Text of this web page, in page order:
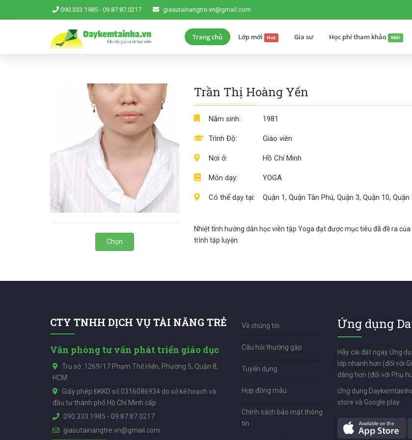
090.333.1985 - 09.87.87.0217 giasutainangtre.vn@gmail.com
Trang chủ Lớp mới Hot Gia sư Học phí tham khảo Mới
Chọn
Trần Thị Hoàng Yến
Năm sinh:
Trình Độ:
Nơi ở:
Môn dạy:
Có thể dạy tại:
1981
Giáo viên
Hồ Chí Minh
YOGA
Quận 1, Quận Tân Phú, Quận 3, Quận 10,
Nhiệt tình hướng dẫn học viên tập Yoga đạt được mục tiêu đã đề ra
trình tập luyện.
CTY TNHH DỊCH VỤ TÀI NĂNG TRẺ
Văn phòng tư vấn phát triển giáo dục
Trụ sở: 1269/17 Phạm Thế Hiển, Phường 5, Quận 8,
HCM
Giấy phép ĐKKD số 0316086934 do sở kế hoạch và
đầu tư thành phố Hồ Chí Minh cấp
090.333.1985 - 09.87.87.0217
giasutainangtre.vn@gmail.com
Về chúng tôi
Câu hỏi thường gặp
Tuyển dụng
Hợp đồng mẫu
Chính sách bảo mật thông
tin
Ứng dụng
Hãy cài đặt ngay Ứng
lớp nhanh hơn (đối với
dàng hơn (đối với Phụ
Ứng dụng
store và Google play